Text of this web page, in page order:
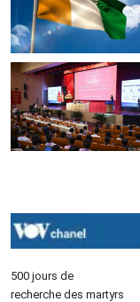
500 jours de
recherche des martyrs